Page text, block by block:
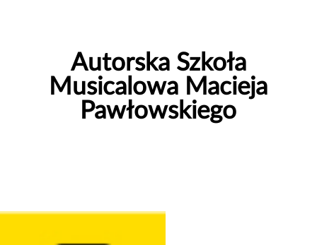
Autorska Szkoła
Musicalowa Macieja
Pawłowskiego